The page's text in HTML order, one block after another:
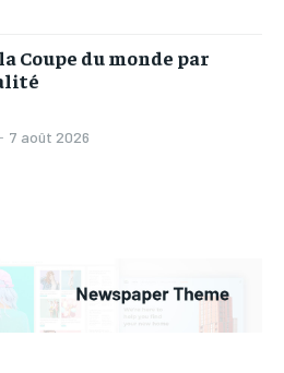
Coupe du monde par
7 août 2026